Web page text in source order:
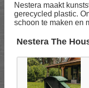
Nestera maakt
gerecycled plastic.
schoon te maken en
Nestera The